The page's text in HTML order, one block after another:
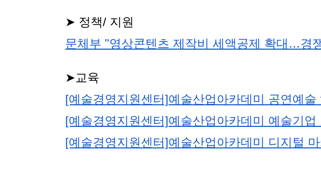
➤ 정책/ 지원
문체부 "영상콘텐츠 제작비 세액공제 확대…경
➤교육
[예술경영지원센터]예술산업아카데미 공연예
[예술경영지원센터]예술산업아카데미 예술기
[예술경영지원센터]예술산업아카데미 디지털